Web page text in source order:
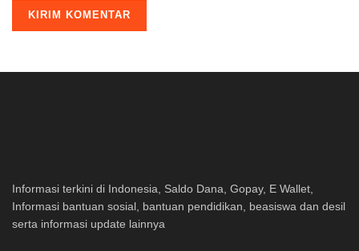
Informasi terkini di Indonesia, Saldo Dana, Gopay, E Wallet,
Informasi bantuan sosial, bantuan pendidikan, beasiswa dan desil
serta informasi update lainnya